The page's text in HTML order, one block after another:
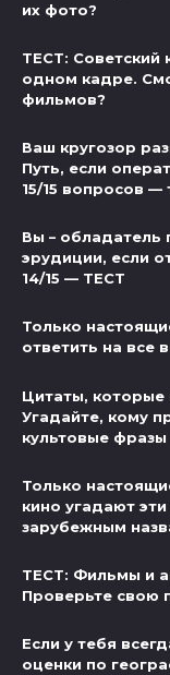
их фото?
ТЕСТ: Советский
одном кадре.
фильмов?
Ваш кругозор
Путь, если
15/15 вопросов —
Вы – обладатель
эрудиции, если
14/15 — ТЕСТ
Только
ответить на все
Цитаты, которые
Угадайте, кому
культовые
Только
кино угадают
зарубежным
ТЕСТ: Фильмы и
Проверьте свою
Если у тебя
оценки по